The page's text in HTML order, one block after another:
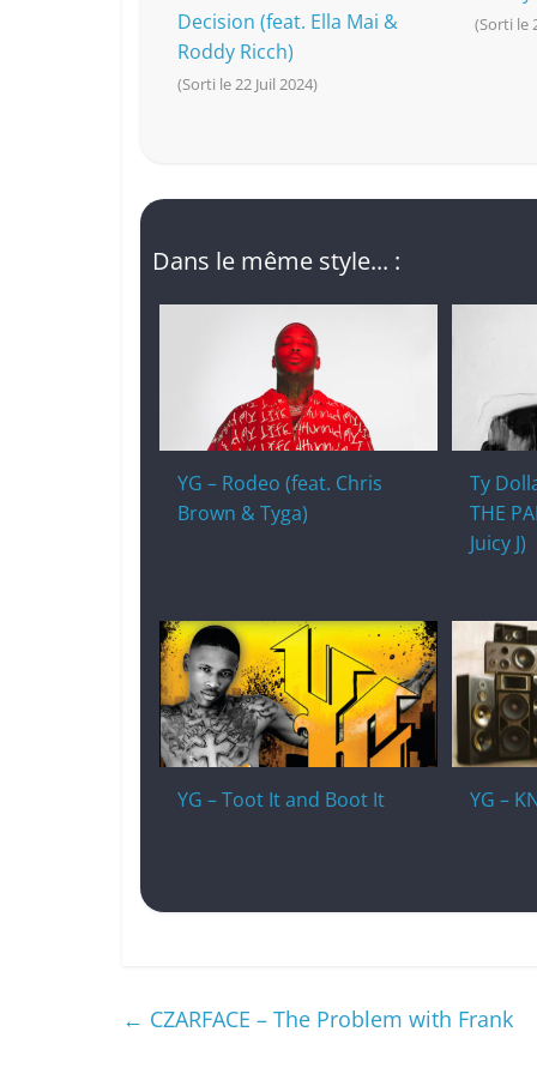
Decision (feat. Ella Mai &
Roddy Ricch)
(Sorti le 22 Juil 2024)
(Sorti le
Dans le même style... :
YG – Rodeo (feat. Chris
Brown & Tyga)
Ty
THE
Juicy J)
YG – Toot It and Boot It YG –
← CZARFACE – The Problem with Frank